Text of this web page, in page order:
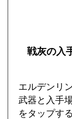
戦灰の入
エルデンリ
武器と入手
をタップす